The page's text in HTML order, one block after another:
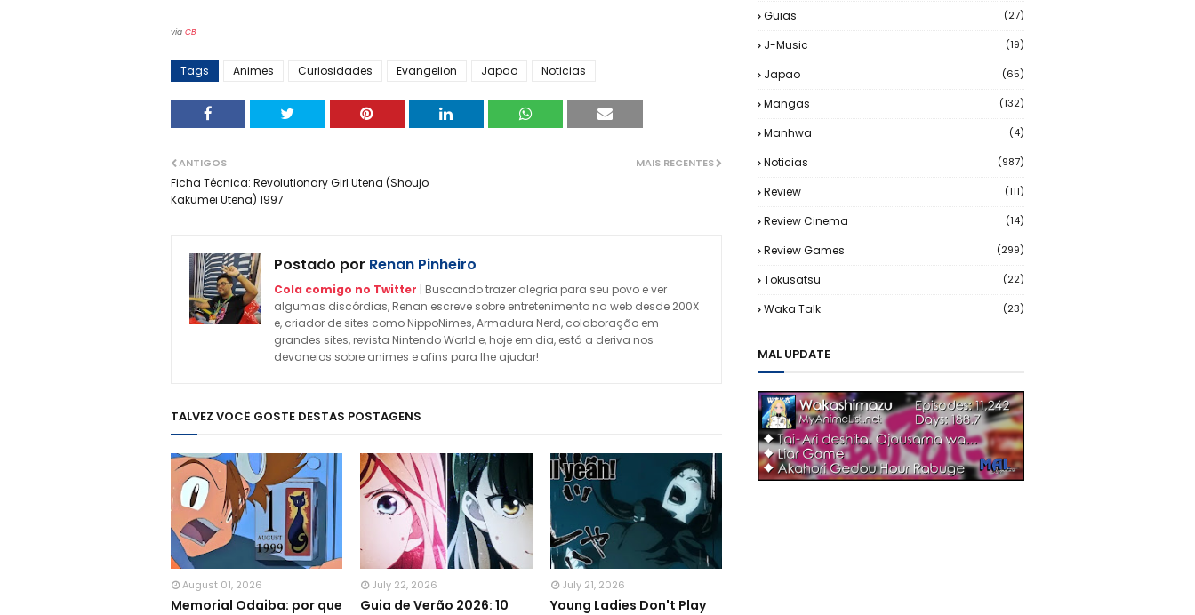
via CB
Tags Animes Curiosidades Evangelion Japao Noticias
MAIS RECENTES
ANTIGOS
Ficha Técnica: Revolutionary Girl Utena (Shoujo
Kakumei Utena) 1997
Postado por Renan Pinheiro
Cola comigo no Twitter | Buscando trazer alegria para seu povo e ver
algumas discórdias, Renan escreve sobre entretenimento na web desde 200X
e, criador de sites como NippoNimes, Armadura Nerd, colaboração em
grandes sites, revista Nintendo World e, hoje em dia, está a deriva nos
devaneios sobre animes e afins para lhe ajudar!
TALVEZ VOCÊ GOSTE DESTAS POSTAGENS
August 01, 2026
Memorial Odaiba: por que
July 22, 2026
Guia de Verão 2026: 10
July 21, 2026
Young Ladies Don't Play
Guias (27)
J-Music (19)
Japao (65)
Mangas (132)
Manhwa (4)
Noticias (987)
Review (111)
Review Cinema (14)
Review Games (299)
Tokusatsu (22)
Waka Talk (23)
MAL UPDATE